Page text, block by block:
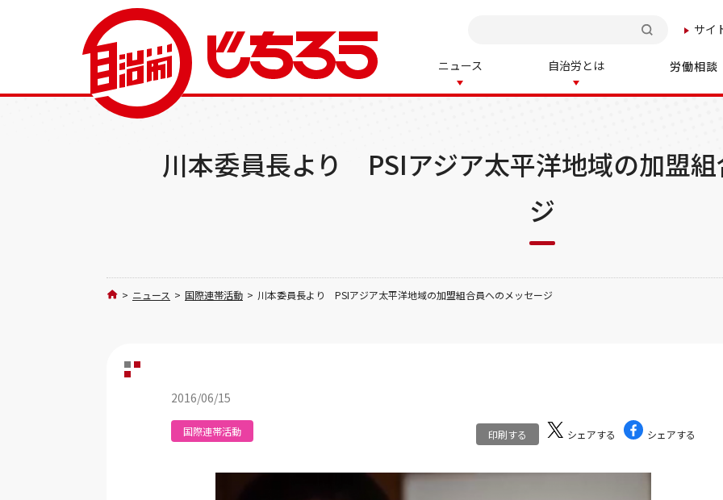
検索 サイ
ニュース 自治労とは 労働相談
川本委員長より PSIアジア太平洋地域の加盟
ジ
> ニュース > 国際連帯活動 > 川本委員長より PSIアジア太平洋地域の加盟組合員へのメッセージ
2016/06/15
国際連帯活動 印刷する シェアする シェアする